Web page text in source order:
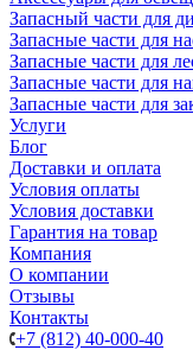
Запасный части для
Запасные части для
Запасные части для
Запасные части для
Запасные части для
Услуги
Блог
Доставки и оплата
Условия оплаты
Условия доставки
Гарантия на товар
Компания
О компании
Отзывы
Контакты
+7 (812) 40-000-40